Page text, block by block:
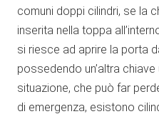
comuni doppi cilindri, se la
inserita nella toppa
si riesce ad aprire la porta
possedendo un’altra
situazione, che può far
di emergenza, esistono